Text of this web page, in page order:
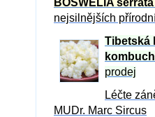
BOSWELIA
nejsilnějších
Tibetská
prodej
Léčte
MUDr. Marc Sircus